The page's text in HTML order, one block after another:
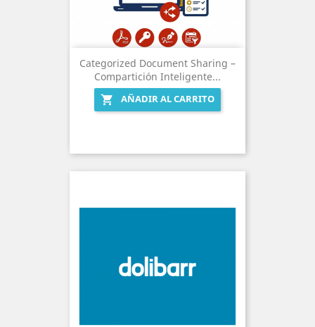
Categorized Document Sharing –
Compartición Inteligente...

AÑADIR AL CARRITO